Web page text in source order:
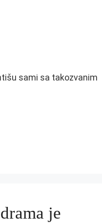
sami sa takozvanim
je